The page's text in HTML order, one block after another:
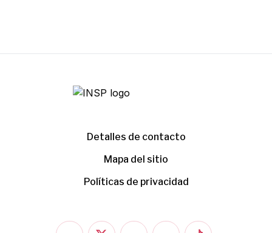
Detalles de contacto
Mapa del sitio
Políticas de privacidad